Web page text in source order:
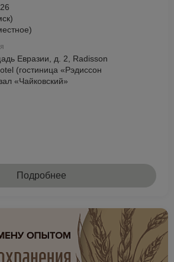
Евразии, д. 2, Radisson
(гостиница «Рэдиссон
«Чайковский»
Подробнее